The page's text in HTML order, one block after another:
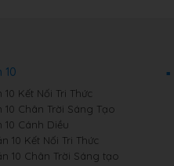
10
10 Kết Nối Tri Thức
10 Chân Trời Sáng Tạo
10 Cánh Diều
10 Kết Nối Tri Thức
10 Chân Trời Sáng tạo